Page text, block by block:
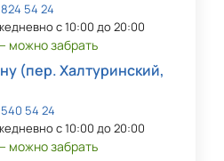
54 24
с 10:00 до 20:00
можно забрать
(пер. Халтуринский,
54 24
с 10:00 до 20:00
можно забрать